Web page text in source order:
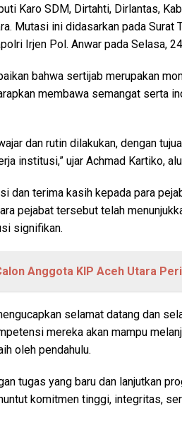
Karo SDM, Dirtahti, Dirlantas,
Mutasi ini didasarkan pada Surat
Irjen Pol. Anwar pada Selasa,
bahwa sertijab merupakan
membawa semangat serta
dan rutin dilakukan, dengan
institusi,” ujar Achmad Kartiko,
dan terima kasih kepada para
pejabat tersebut telah
signifikan.
Anggota KIP Aceh Utara
selamat datang dan
mereka akan mampu
oleh pendahulu.
tugas yang baru dan lanjutkan
komitmen tinggi, integritas,